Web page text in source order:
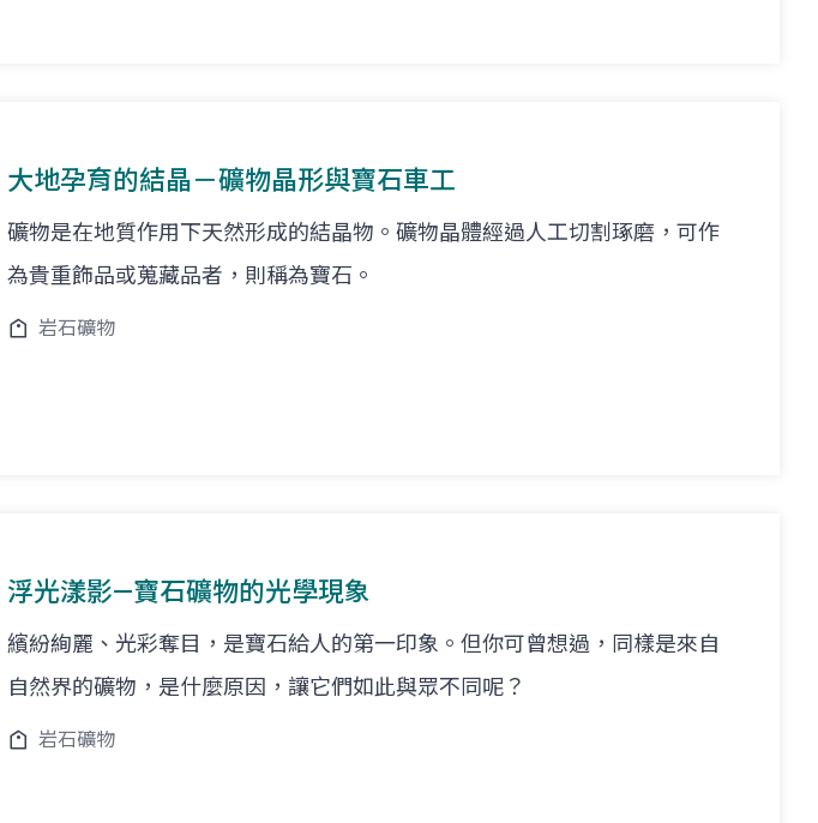
大地孕育的結晶－礦物晶形與寶石車工
礦物是在地質作用下天然形成的結晶物。礦物晶體經過人工切割琢磨，可作
為貴重飾品或蒐藏品者，則稱為寶石。
岩石礦物
浮光漾影—寶石礦物的光學現象
繽紛絢麗、光彩奪目，是寶石給人的第一印象。但你可曾想過，同樣是來自
自然界的礦物，是什麼原因，讓它們如此與眾不同呢？
岩石礦物